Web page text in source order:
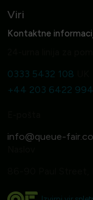
Viri
Kontaktne
0333 5432 108
+44 203 6422 994